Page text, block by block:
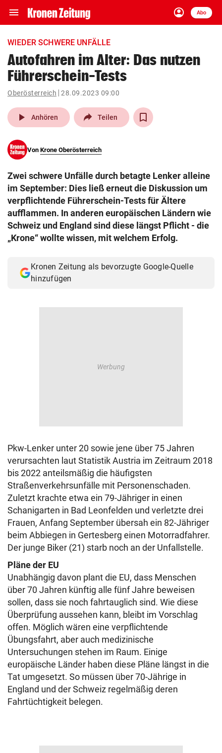
menu Navigation
ein-/ausklappen
account_circle
Anmelden
Abo
close Schließen
account_circle Anmelden
pin_drop
Wien arrow_right
search
eingeben
© Krone Multimedia GmbH & Co KG 2026
Muthgasse 2, 1190 Wien
WIEDER SCHWERE UNFÄLLE
Autofahren im Alter: Das nutzen
Führerschein-Tests
Oberösterreich 28.09.2023 09:00
play_arrow Anhören Teilen
Von Krone Oberösterreich
Zwei schwere Unfälle durch betagte Lenker alleine
im September: Dies ließ erneut die Diskussion um
verpflichtende Führerschein-Tests für Ältere
aufflammen. In anderen europäischen Ländern wie
Schweiz und England sind diese längst Pflicht - die
„Krone“ wollte wissen, mit welchem Erfolg.
Kronen Zeitung als bevorzugte Google-Quelle
hinzufügen
Pkw-Lenker unter 20 sowie jene über 75 Jahren
verursachten laut Statistik Austria im Zeitraum 2018
bis 2022 anteilsmäßig die häufigsten
Straßenverkehrsunfälle mit Personenschaden.
Zuletzt krachte etwa ein 79-Jähriger in einen
Schanigarten in Bad Leonfelden und verletzte drei
Frauen, Anfang September übersah ein 82-Jähriger
beim Abbiegen in Gertesberg einen Motorradfahrer.
Der junge Biker (21) starb noch an der Unfallstelle.
Pläne der EU
Unabhängig davon plant die EU, dass Menschen
über 70 Jahren künftig alle fünf Jahre beweisen
sollen, dass sie noch fahrtauglich sind. Wie diese
Überprüfung aussehen kann, bleibt im Vorschlag
offen. Möglich wären eine verpflichtende
Übungsfahrt, aber auch medizinische
Untersuchungen stehen im Raum. Einige
europäische Länder haben diese Pläne längst in die
Tat umgesetzt. So müssen über 70-Jährige in
England und der Schweiz regelmäßig deren
Fahrtüchtigkeit belegen.